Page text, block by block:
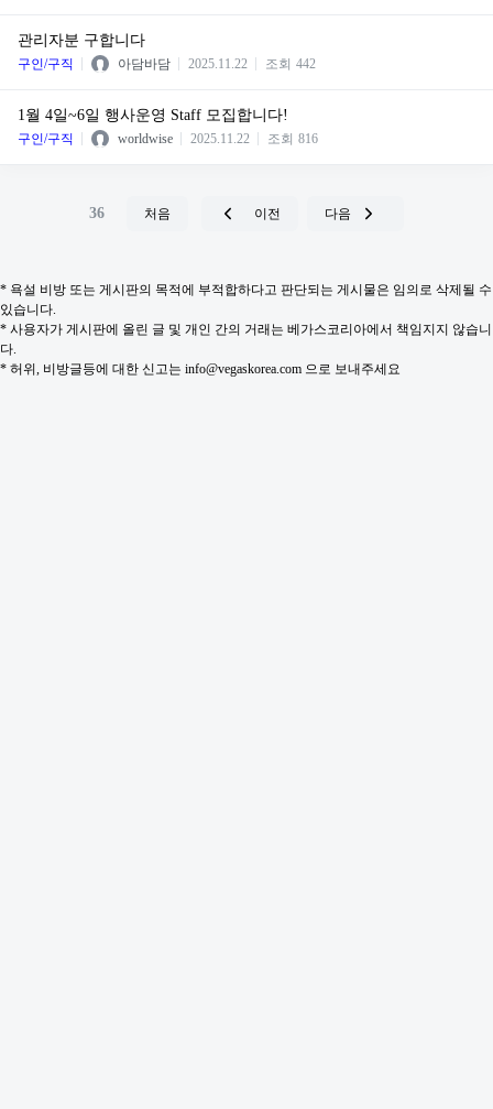
관리자분 구합니다
구인/구직 아담바담 2025.11.22 조회 442
1월 4일~6일 행사운영 Staff 모집합니다!
구인/구직 worldwise 2025.11.22 조회 816
36 처음 이전 다음
* 욕설 비방 또는 게시판의 목적에 부적합하다고 판단되는 게시물은 임의로 삭제될 수
있습니다.
* 사용자가 게시판에 올린 글 및 개인 간의 거래는 베가스코리아에서 책임지지 않습니
다.
* 허위, 비방글등에 대한 신고는 info@vegaskorea.com 으로 보내주세요